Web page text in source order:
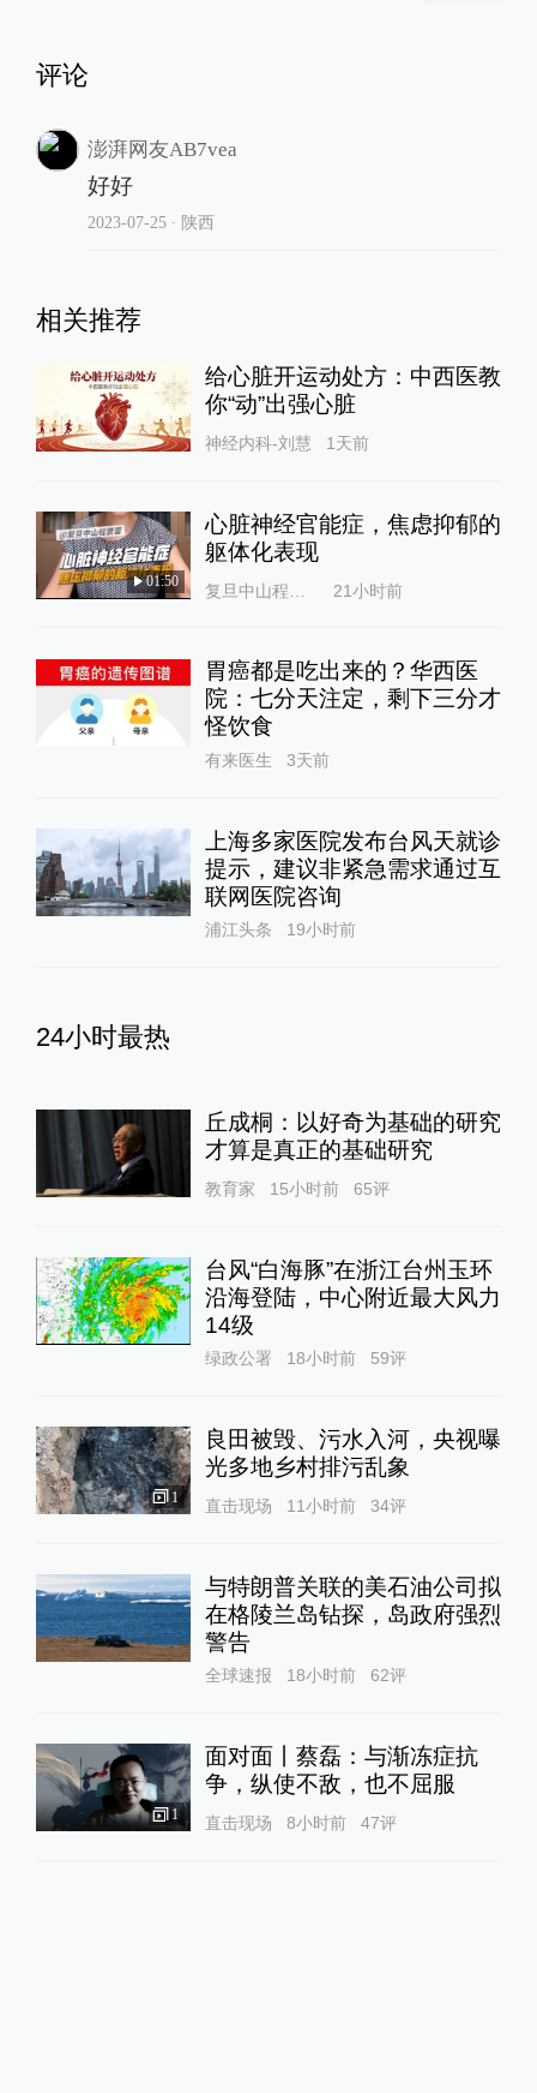
评论
澎湃网友AB7vea
好好
2023-07-25∙ 陕西
相关推荐
给心脏开运动处方：中西医教
你“动”出强心脏
神经内科-刘慧 1天前
01:50
心脏神经官能症，焦虑抑郁的
躯体化表现
21小时前
胃癌都是吃出来的？华西医
院：七分天注定，剩下三分才
怪饮食
有来医生 3天前
上海多家医院发布台风天就诊
提示，建议非紧急需求通过互
联网医院咨询
浦江头条 19小时前
24小时最热
丘成桐：以好奇为基础的研究
才算是真正的基础研究
教育家 15小时前 65评
台风“白海豚”在浙江台州玉环
沿海登陆，中心附近最大风力
14级
绿政公署 18小时前 59评
1
良田被毁、污水入河，央视曝
光多地乡村排污乱象
直击现场 11小时前 34评
与特朗普关联的美石油公司拟
在格陵兰岛钻探，岛政府强烈
警告
全球速报 18小时前 62评
1
面对面丨蔡磊：与渐冻症抗
争，纵使不敌，也不屈服
直击现场 8小时前 47评